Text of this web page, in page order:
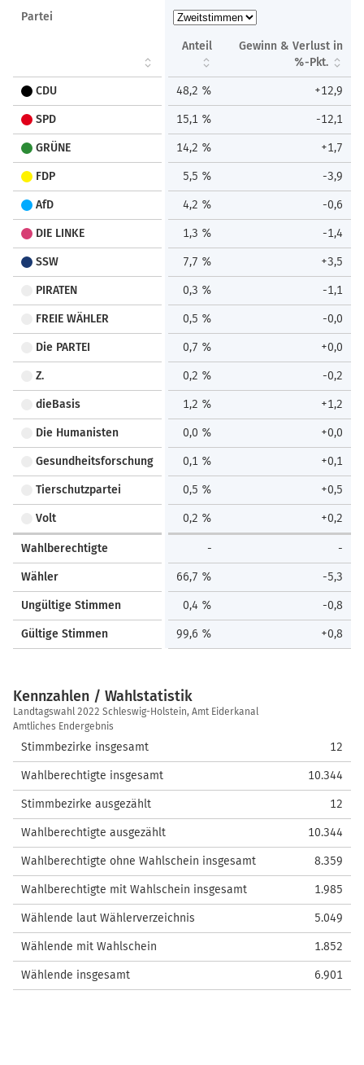
Partei
Anteil
Gewinn & Verlust in
%-Pkt.
CDU 48,2 % +12,9
SPD 15,1 % -12,1
GRÜNE 14,2 % +1,7
FDP 5,5 % -3,9
AfD 4,2 % -0,6
DIE LINKE 1,3 % -1,4
SSW 7,7 % +3,5
PIRATEN 0,3 % -1,1
FREIE WÄHLER 0,5 % -0,0
Die PARTEI 0,7 % +0,0
Z. 0,2 % -0,2
dieBasis 1,2 % +1,2
Die Humanisten 0,0 % +0,0
Gesundheitsforschung 0,1 % +0,1
Tierschutzpartei 0,5 % +0,5
Volt 0,2 % +0,2
Wahlberechtigte - -
Wähler 66,7 % -5,3
Ungültige Stimmen 0,4 % -0,8
Gültige Stimmen 99,6 % +0,8
Kennzahlen / Wahlstatistik
Kennzahlen
/
Wahlstatistik
Landtagswahl 2022 Schleswig-Holstein, Amt Eiderkanal
Amtliches Endergebnis
Stimmbezirke insgesamt 12
Wahlberechtigte insgesamt 10.344
Stimmbezirke ausgezählt 12
Wahlberechtigte ausgezählt 10.344
Wahlberechtigte ohne Wahlschein insgesamt 8.359
Wahlberechtigte mit Wahlschein insgesamt 1.985
Wählende laut Wählerverzeichnis 5.049
Wählende mit Wahlschein 1.852
Wählende insgesamt 6.901